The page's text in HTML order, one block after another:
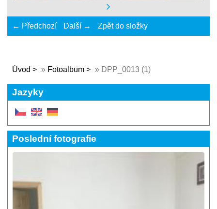
← Předchozí Další → Zpět do složky
Úvod » Fotoalbum » DPP_0013 (1)
Jazyky
Poslední fotografie